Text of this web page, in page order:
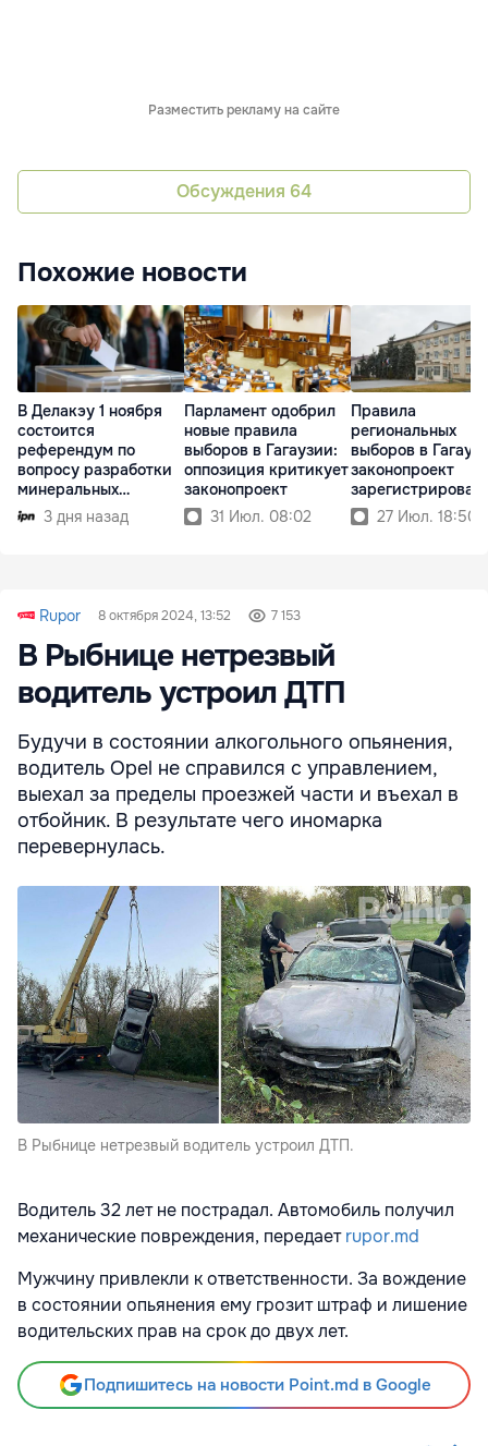
Разместить рекламу на сайте
Обсуждения 64
Похожие новости
В Делакэу 1 ноября
состоится
референдум по
вопросу разработки
минеральных
ресурсов
3 дня назад
Парламент одобрил
новые правила
выборов в Гагаузии:
оппозиция критикует
законопроект
31 Июл. 08:02
Правила
региональных
выборов в
законопроект
зарегистрирован
парламенте
27 Июл. 18:50
Rupor 8 октября 2024, 13:52 7 153
В Рыбнице нетрезвый
водитель устроил ДТП
Будучи в состоянии алкогольного опьянения,
водитель Opel‎ не справился с управлением,
выехал за пределы проезжей части и въехал в
отбойник. В результате чего иномарка
перевернулась.
В Рыбнице нетрезвый водитель устроил ДТП.
Водитель 32 лет не пострадал. Автомобиль получил
механические повреждения, передаетrupor.md
Мужчину привлекли к ответственности. За вождение
в состоянии опьянения ему грозит штраф и лишение
водительских прав на срок до двух лет.
Подпишитесь на новости Point.md в Google